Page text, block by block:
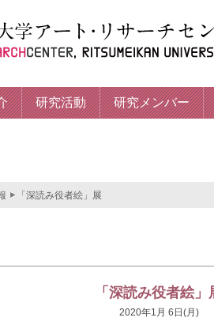
研究活動 研究メンバー
「深読み役者絵」展
「深読み役者絵」
2020年1月 6日(月)